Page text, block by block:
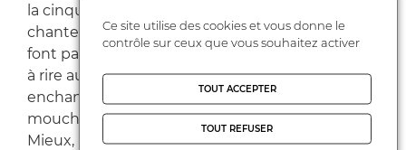
la cinquantaine de musiciens, les quatre
chanteurs et le public. Les enfants, surtout, ne
font pas semblant. Ils n'hésitent pas à se lâcher,
à rire au « Papageno et Papagena » de la Flûte
enchantée de Mozart ou au « Duo de la
mouche » d'Orphée aux Enfers d'Offenbach.
Mieux, ils dansent et tapent dans leurs mains en
Ce site utilise des cookies et vous donne le
contrôle sur ceux que vous souhaitez activer
TOUT ACCEPTER
TOUT REFUSER